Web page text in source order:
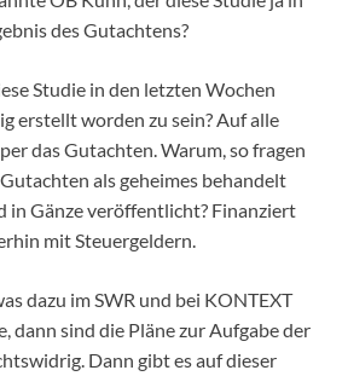
des Gutachtens?
Studie in den letzten Wochen
erstellt worden zu sein? Auf alle
das Gutachten. Warum, so fragen
als geheimes behandelt
in Gänze veröffentlicht? Finanziert
mit Steuergeldern.
dazu im SWR und bei KONTEXT
dann sind die Pläne zur Aufgabe der
Dann gibt es auf dieser